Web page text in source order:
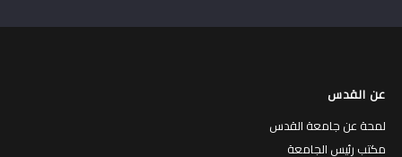
عن القدس
لمحة عن جامعة القدس
مكتب رئيس الجامعة